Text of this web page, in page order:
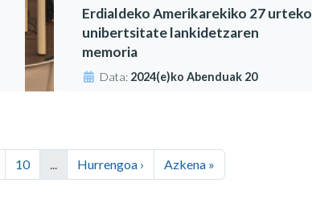
Erdialdeko Amerikarekiko 27 urteko
unibertsitate lankidetzaren
memoria
Data: 2024(e)ko Abenduak 20
10 Hurrengoa › Azkena »